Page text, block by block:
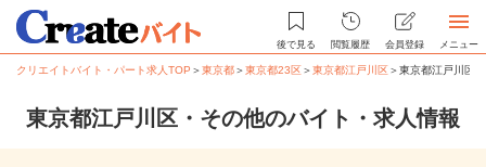
後で見る 閲覧履歴 会員登録 メニュー
クリエイトバイト・パート求人TOP ＞東京都＞東京都23区＞東京都江戸川区＞東京都江戸川区
東京都江戸川区・その他のバイト・求人情報